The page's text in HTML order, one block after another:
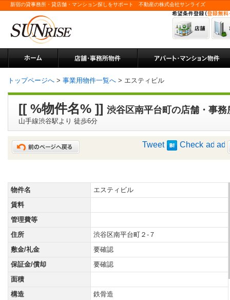
新宿の貸事務所・貸店舗・マンション探しをサポート 不動産の株式会社サンライズ
トップページへ > 事業用物件一覧へ > エスティビル
[[ %物件名% ]] 渋谷区南平台町の店舗・事務
山手線渋谷駅より 徒歩6分
Check
Tweet
物件名
エスティビル
賃料
管理費等
住所
渋谷区南平台町２-７
敷金/礼金
要確認
保証金/償却
要確認
面積
構造
鉄骨造